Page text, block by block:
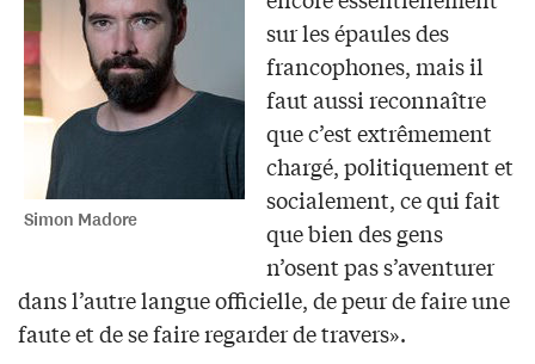
Simon Madore
sur les épaules des
francophones, mais il
faut aussi reconnaître
que c’est extrêmement
chargé, politiquement et
socialement, ce qui fait
que bien des gens
n’osent pas s’aventurer
dans l’autre langue officielle, de peur de faire une
faute et de se faire regarder de travers».